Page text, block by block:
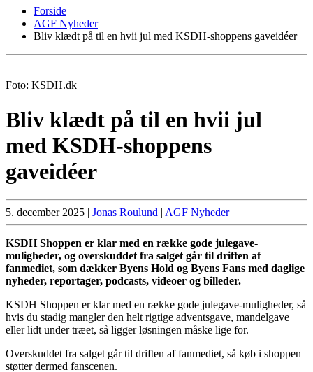
Forside
AGF Nyheder
Bliv klædt på til en hvii jul med KSDH-shoppens gaveidéer
Foto: KSDH.dk
Bliv klædt på til en hvii jul
med KSDH-shoppens
gaveidéer
5. december 2025 | Jonas Roulund | AGF Nyheder
KSDH Shoppen er klar med en række gode julegave-
muligheder, og overskuddet fra salget går til driften af
fanmediet, som dækker Byens Hold og Byens Fans med daglige
nyheder, reportager, podcasts, videoer og billeder.
KSDH Shoppen er klar med en række gode julegave-muligheder, så
hvis du stadig mangler den helt rigtige adventsgave, mandelgave
eller lidt under træet, så ligger løsningen måske lige for.
Overskuddet fra salget går til driften af fanmediet, så køb i shoppen
støtter dermed fanscenen.